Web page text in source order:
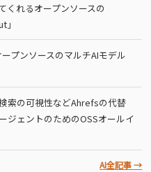
くれるオープンソースの
プンソースのマルチAIモデル
索の可視性などAhrefsの代替
ジェントのためのOSSオールイ
AI全記事 →